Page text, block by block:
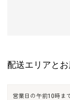
配送エリアと
営業日の午前10時ま